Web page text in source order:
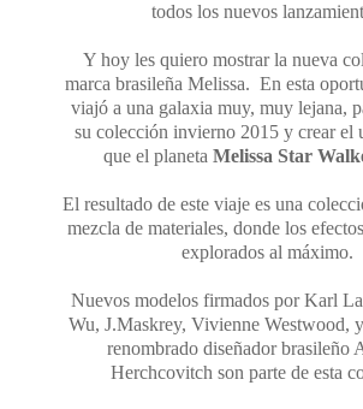
todos los nuevos
Y hoy les quiero mostrar la nueva
marca brasileña Melissa. En esta
viajó a una galaxia muy, muy lejana,
su colección invierno 2015 y crear el
que el planeta Melissa Star
El resultado de este viaje es una
mezcla de materiales, donde los
explorados al máximo.
Nuevos modelos firmados por Karl
Wu, J.Maskrey, Vivienne Westwood,
renombrado diseñador brasileño
Herchcovitch son parte de esta